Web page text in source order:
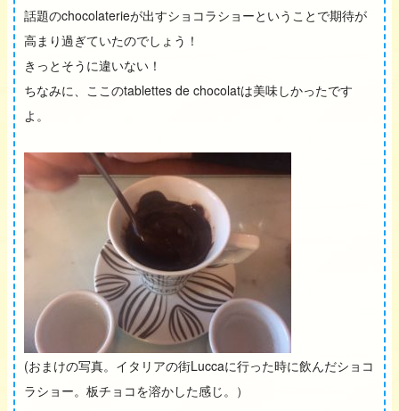
話題のchocolaterieが出すショコラショーということで期待が
高まり過ぎていたのでしょう！
きっとそうに違いない！
ちなみに、ここのtablettes de chocolatは美味しかったです
よ。
(おまけの写真。イタリアの街Luccaに行った時に飲んだショコ
ラショー。板チョコを溶かした感じ。）